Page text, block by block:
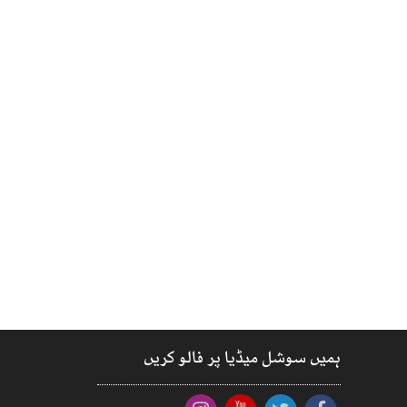
ہمیں سوشل میڈیا پر فالو کریں